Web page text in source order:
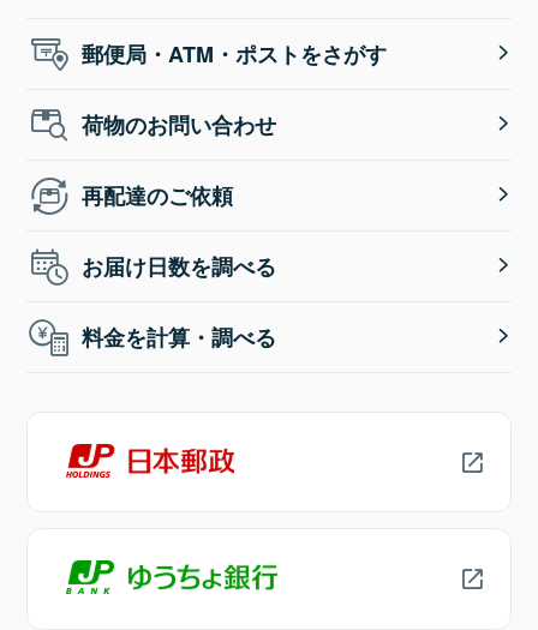
郵便局・ATM・ポストをさがす
荷物のお問い合わせ
再配達のご依頼
お届け日数を調べる
料金を計算・調べる